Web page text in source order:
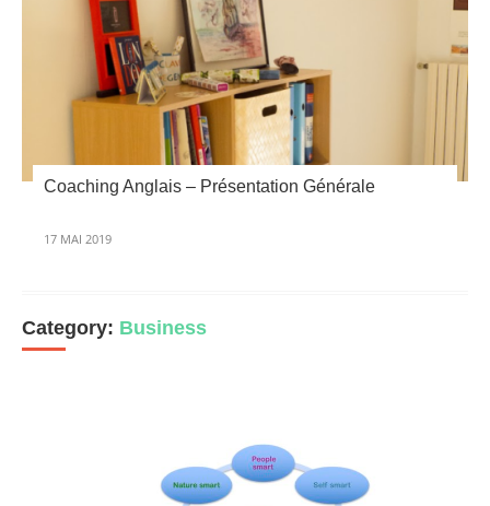
Coaching Anglais – Présentation Générale
17 MAI 2019
Category: Business